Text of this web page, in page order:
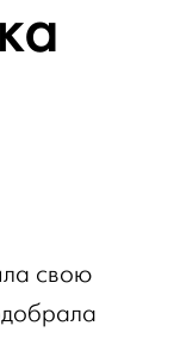
свою